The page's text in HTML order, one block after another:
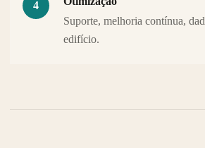
Suporte, melhoria contínua,
edifício.